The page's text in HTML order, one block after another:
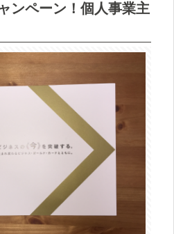
ンペーン！個人事業主